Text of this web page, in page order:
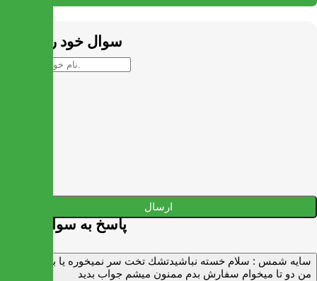
سوال خود را بپرسید
ارسال
پاسخ به سوالات شما
سايه شمس : سلام خسته نباشيدتشك تخت سر نميخوره يا برنميگرده
من دو تا ميخوام سفارش بدم ممنون ميشم جواب بديد